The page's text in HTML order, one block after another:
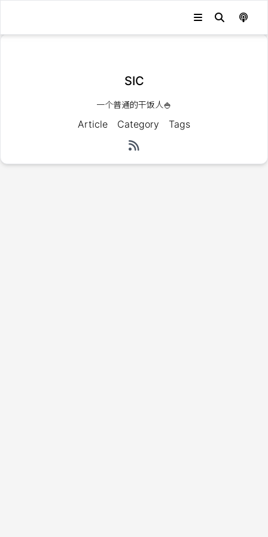
SIC
一个普通的干饭人🍚
Article Category Tags